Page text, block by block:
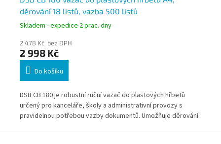
děrování 18 listů, vazba 500 listů
Skladem - expedice 2 prac. dny
2 478 Kč bez DPH
2 998 Kč
Do košíku
DSB CB 180 je robustní ruční vazač do plastových hřbetů
určený pro kanceláře, školy a administrativní provozy s
pravidelnou potřebou vazby dokumentů. Umožňuje děrování